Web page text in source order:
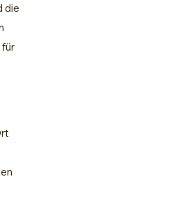
die